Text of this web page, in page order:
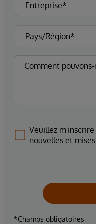
Veuillez
nouvelles et
*Champs obligatoires